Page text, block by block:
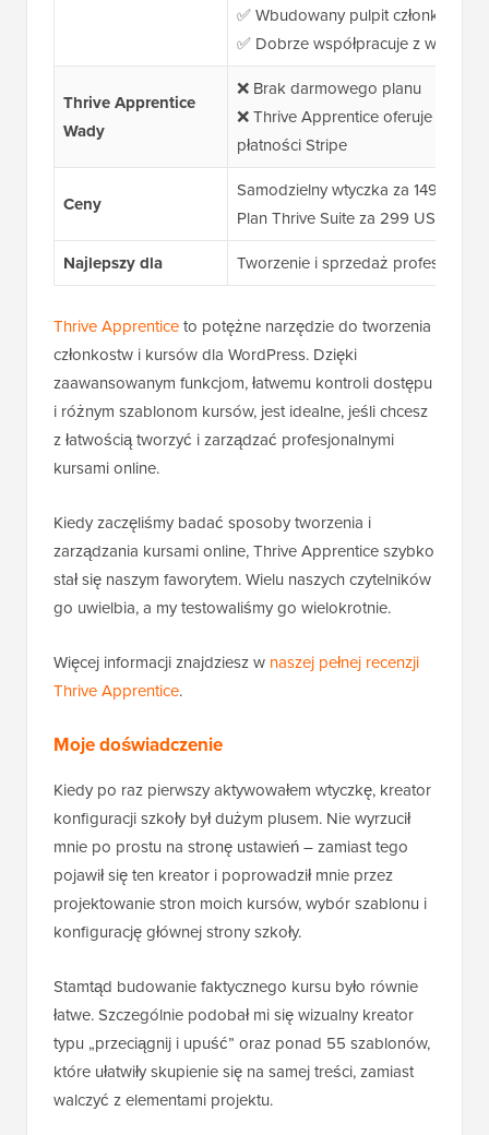
✅ Wbudowany pulpit
✅ Dobrze współpracuje z
Thrive Apprentice
Wady
❌ Brak darmowego planu
❌ Thrive Apprentice oferuje tylko
płatności Stripe
Ceny
Samodzielny wtyczka za 149 USD/
Plan Thrive Suite za 299 USD/rok
Najlepszy dla
Tworzenie i sprzedaż
Thrive Apprenticeto potężne narzędzie do tworzenia
członkostw i kursów dla WordPress. Dzięki
zaawansowanym funkcjom, łatwemu kontroli dostępu
i różnym szablonom kursów, jest idealne, jeśli chcesz
z łatwością tworzyć i zarządzać profesjonalnymi
kursami online.
Kiedy zaczęliśmy badać sposoby tworzenia i
zarządzania kursami online, Thrive Apprentice szybko
stał się naszym faworytem. Wielu naszych czytelników
go uwielbia, a my testowaliśmy go wielokrotnie.
Więcej informacji znajdziesz w naszej pełnej recenzji
Thrive Apprentice.
Moje doświadczenie
Kiedy po raz pierwszy aktywowałem wtyczkę, kreator
konfiguracji szkoły był dużym plusem. Nie wyrzucił
mnie po prostu na stronę ustawień – zamiast tego
pojawił się ten kreator i poprowadził mnie przez
projektowanie stron moich kursów, wybór szablonu i
konfigurację głównej strony szkoły.
Stamtąd budowanie faktycznego kursu było równie
łatwe. Szczególnie podobał mi się wizualny kreator
typu „przeciągnij i upuść” oraz ponad 55 szablonów,
które ułatwiły skupienie się na samej treści, zamiast
walczyć z elementami projektu.